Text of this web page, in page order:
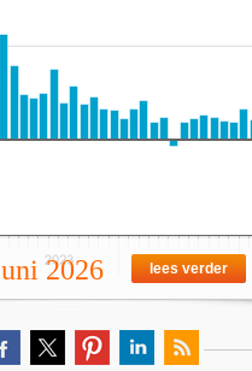
2026 lees verder